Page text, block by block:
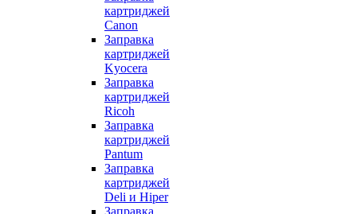
картриджей
Canon
Заправка
картриджей
Kyocera
Заправка
картриджей
Ricoh
Заправка
картриджей
Pantum
Заправка
картриджей
Deli и Hiper
Заправка